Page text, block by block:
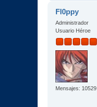
Fl0ppy
Administrador
Usuario Héroe
Mensajes: 10529